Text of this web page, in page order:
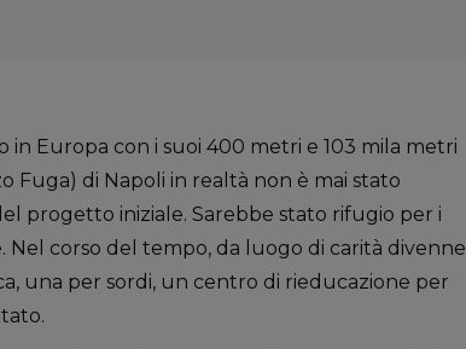
in Europa con i suoi 400 metri e 103 mila metri
Fuga) di Napoli in realtà non è mai stato
progetto iniziale. Sarebbe stato rifugio per i
corso del tempo, da luogo di carità divenne
una per sordi, un centro di rieducazione per